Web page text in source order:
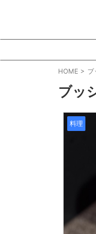
HOME > ブ
ブッ
料理